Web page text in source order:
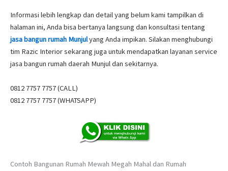
Informasi lebih lengkap dan detail yang belum kami tampilkan di
halaman ini, Anda bisa bertanya langsung dan konsultasi tentang
jasa bangun rumah Munjulyang Anda impikan. Silakan menghubungi
tim Razic Interior sekarang juga untuk mendapatkan layanan service
jasa bangun rumah daerah Munjul dan sekitarnya.
0812 7757 7757 (CALL)
0812 7757 7757 (WHATSAPP)
Contoh Bangunan Rumah Mewah Megah Mahal dan Rumah